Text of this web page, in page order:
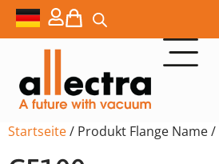
Startseite/ Produkt Flange Name /